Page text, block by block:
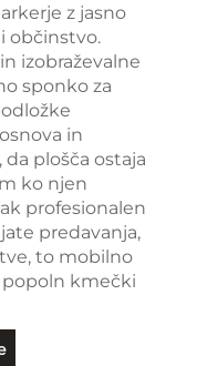
z jasno
občinstvo.
izobraževalne
sponko za
in
plošča ostaja
ko njen
profesionalen
predavanja,
to mobilno
popoln kmečki